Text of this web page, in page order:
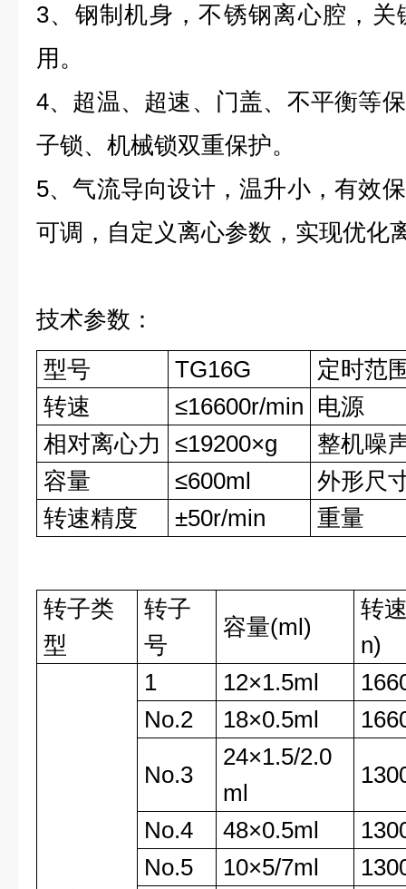
3、钢制机身，不锈钢离心腔，
用。
4、超温、超速、门盖、不平衡等
子锁、机械锁双重保护。
5、气流导向设计，温升小，有效
可调，自定义离心参数，实现优化
技术参数：
型号
TG16G
定时范
转速
≤16600r/min 电源
相对离心力
≤19200×g
整机噪
容量
≤600ml
外形尺
转速精度
±50r/min 重量
转子类
型
转子
号
容量(ml)
转
n)
1 12×1.5ml
No.2
18×0.5ml
No.3
24×1.5/2.0
ml
No.4 48×0.5ml
No.5
10×5/7ml